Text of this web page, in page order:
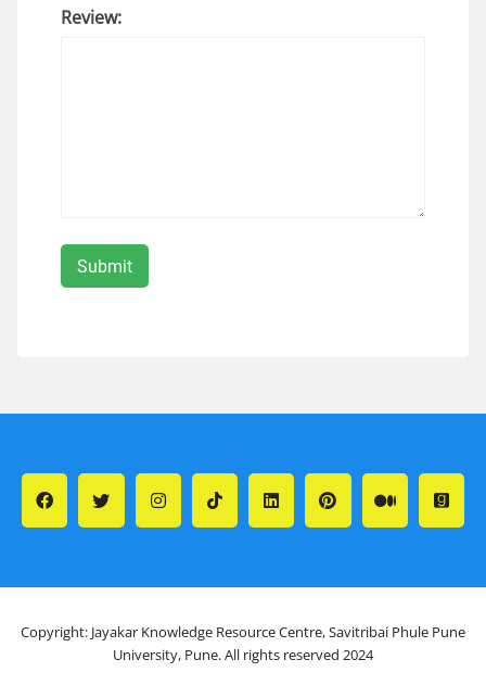
Review:
Copyright: Jayakar Knowledge Resource Centre, Savitribai Phule Pune
University, Pune. All rights reserved 2024